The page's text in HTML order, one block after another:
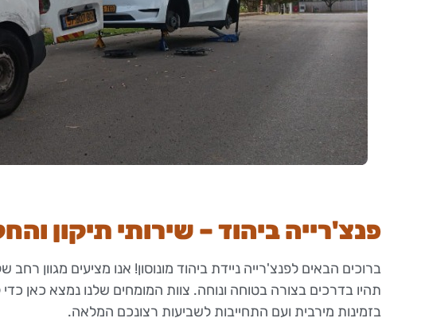
פנצ'רייה ביהוד – שירותי תיקון
ברוכים הבאים לפנצ'רייה ניידת ביהוד מונוסון! אנו מציעים מגוון
תהיו בדרכים בצורה בטוחה ונוחה. צוות המומחים שלנו נמצא כאן
בזמינות מירבית ועם התחייבות לשביעות רצונכם המלאה.